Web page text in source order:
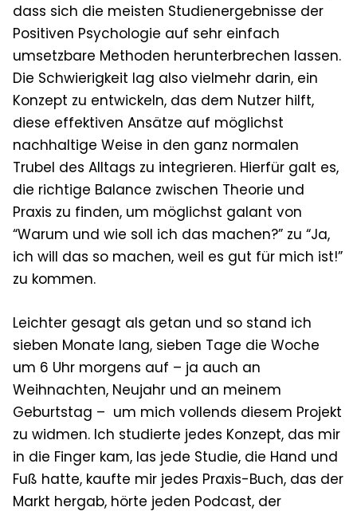
dass sich die meisten Studienergebnisse der
Positiven Psychologie auf sehr einfach
umsetzbare Methoden herunterbrechen lassen.
Die Schwierigkeit lag also vielmehr darin, ein
Konzept zu entwickeln, das dem Nutzer hilft,
diese effektiven Ansätze auf möglichst
nachhaltige Weise in den ganz normalen
Trubel des Alltags zu integrieren. Hierfür galt es,
die richtige Balance zwischen Theorie und
Praxis zu finden, um möglichst galant von
“Warum und wie soll ich das machen?” zu “Ja,
ich will das so machen, weil es gut für mich ist!”
zu kommen.
Leichter gesagt als getan und so stand ich
sieben Monate lang, sieben Tage die Woche
um 6 Uhr morgens auf – ja auch an
Weihnachten, Neujahr und an meinem
Geburtstag – um mich vollends diesem Projekt
zu widmen. Ich studierte jedes Konzept, das mir
in die Finger kam, las jede Studie, die Hand und
Fuß hatte, kaufte mir jedes Praxis-Buch, das der
Markt hergab, hörte jeden Podcast, der